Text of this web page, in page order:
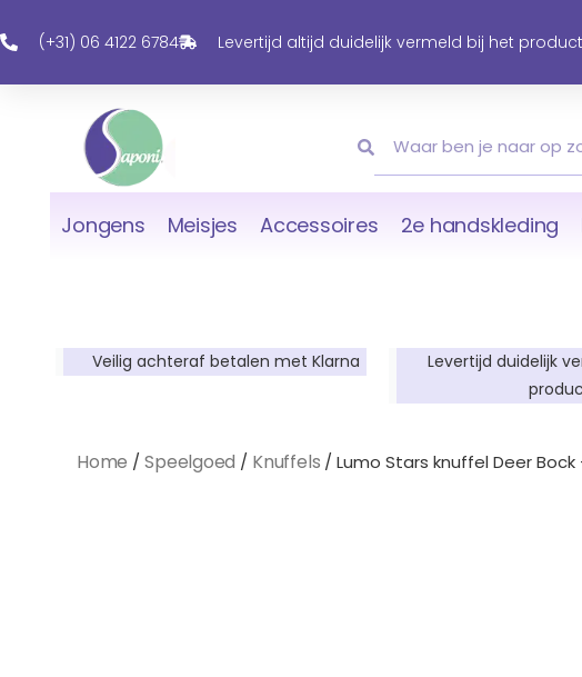
Naar
Inhoud
(+31) 06 4122 6784 Levertijd altijd duidelijk vermeld bij het product
Jongens Meisjes Accessoires 2e handskleding
Veilig achteraf betalen met Klarna
Levertijd duidelijk
Home /Speelgoed / Knuffels / Lumo Stars knuffel Deer